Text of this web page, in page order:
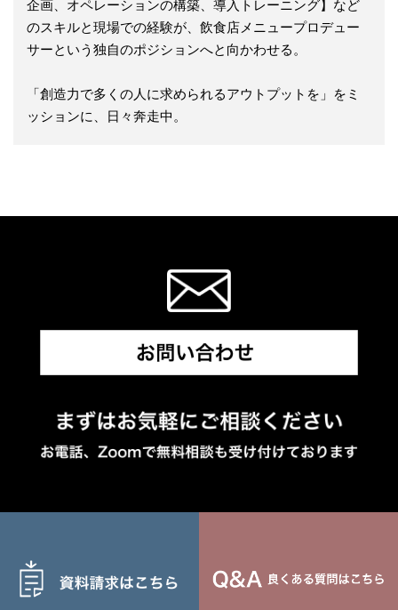
企画、オペレーションの構築、導入トレーニング】など
のスキルと現場での経験が、飲食店メニュープロデュー
サーという独自のポジションへと向かわせる。
「創造力で多くの人に求められるアウトプットを」をミ
ッションに、日々奔走中。